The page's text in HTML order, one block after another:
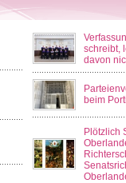
schreibt,
davon
beim
Plötzlich